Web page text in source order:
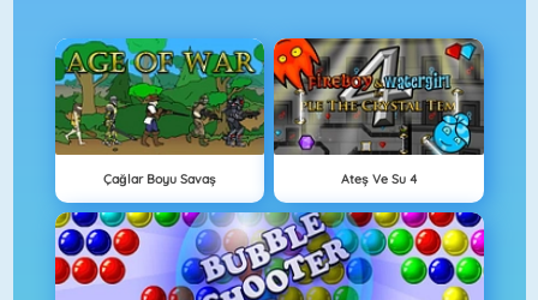
Çağlar Boyu Savaş Ateş Ve Su 4